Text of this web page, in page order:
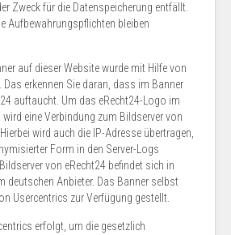
Zweck für die Datenspeicherung entfällt.
Aufbewahrungspflichten bleiben
auf dieser Website wurde mit Hilfe von
Das erkennen Sie daran, dass im Banner
auftaucht. Um das eRecht24-Logo im
eine Verbindung zum Bildserver von
wird auch die IP-Adresse übertragen,
Form in den Server-Logs
von eRecht24 befindet sich in
deutschen Anbieter. Das Banner selbst
Usercentrics zur Verfügung gestellt.
erfolgt, um die gesetzlich